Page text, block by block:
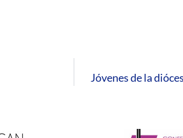
Jóvenes de la